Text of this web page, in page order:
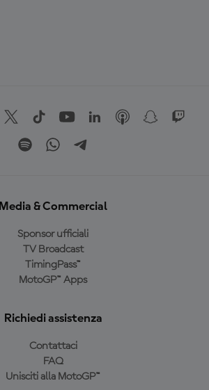
Media & Commercial
Sponsor ufficiali
TV Broadcast
TimingPass™
MotoGP™ Apps
Richiedi assistenza
Contattaci
FAQ
Unisciti alla MotoGP™